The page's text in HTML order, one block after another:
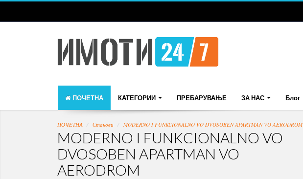
ПОЧЕТНА КАТЕГОРИИ ПРЕБАРУВАЊЕ ЗА НАС Блог
ПОЧЕТНА Станови MODERNO I FUNKCIONALNO VO DVOSOBEN APARTMAN VO AERODROM
MODERNO I FUNKCIONALNO VO
DVOSOBEN APARTMAN VO
AERODROM